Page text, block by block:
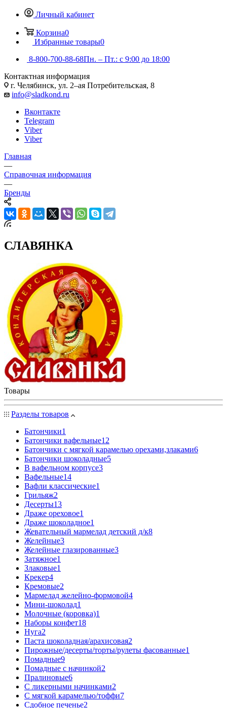
Личный кабинет
Корзина0
Избранные товары0
8-800-700-88-68Пн. – Пт.: с 9:00 до 18:00
Контактная информация
г. Челябинск, ул. 2–ая Потребительская, 8
info@sladkond.ru
Вконтакте
Telegram
Viber
Viber
Главная
—
Справочная информация
—
Бренды
СЛАВЯНКА
Товары
Разделы товаров
Батончики1
Батончики вафельные12
Батончики с мягкой карамелью орехами,злаками6
Батончики шоколадные5
В вафельном корпусе3
Вафельные14
Вафли классические1
Грильяж2
Десерты13
Драже ореховое1
Драже шоколадное1
Жевательный мармелад детский д/к8
Желейные3
Желейные глазированные3
Затяжное1
Злаковые1
Крекер4
Кремовые2
Мармелад желейно-формовой4
Мини-шоколад1
Молочные (коровка)1
Наборы конфет18
Нуга2
Паста шоколадная/арахисовая2
Пирожные/десерты/торты/рулеты фасованные1
Помадные9
Помадные с начинкой2
Пралиновые6
С ликерными начинками2
С мягкой карамелью/тоффи7
Сдобное печенье2